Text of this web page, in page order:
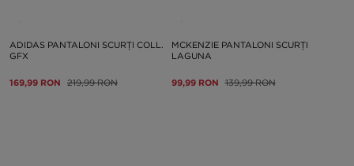
ADIDAS PANTALONI SCURȚI COLL.
GFX
169,99 RON 219,99 RON
MCKENZIE PANTALONI SCURȚI
LAGUNA
99,99 RON 139,99 RON